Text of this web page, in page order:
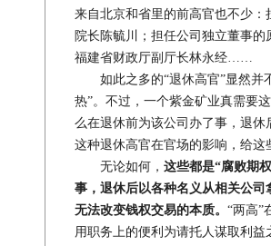
来自北京和省里的前高官也不少
院长陈毓川；担任公司独立董事的
福建省财政厅副厅长林永经……
如此之多的“退休高官”显然并
热”。不过，一个紫金矿业真需要
么在退休前为该公司办了事，退休
这种退休高官在官场的影响，给这
无论如何， 这些都是“腐败期
事，退休后以各种名义从相关公
无法改变钱权交易的本质。 “两高”
用职务上的便利为请托人谋取利